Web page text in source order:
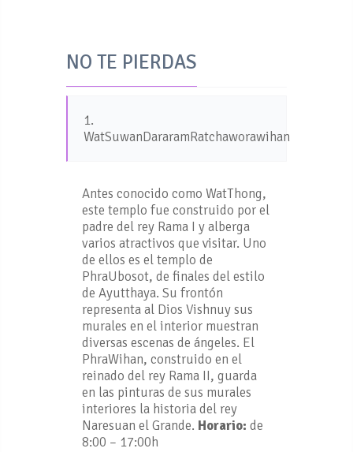
NO TE PIERDAS
1.
WatSuwanDararamRatchaworawihan
Antes conocido como WatThong,
este templo fue construido por el
padre del rey Rama I y alberga
varios atractivos que visitar. Uno
de ellos es el templo de
PhraUbosot, de finales del estilo
de Ayutthaya. Su frontón
representa al Dios Vishnuy sus
murales en el interior muestran
diversas escenas de ángeles. El
PhraWihan, construido en el
reinado del rey Rama II, guarda
en las pinturas de sus murales
interiores la historia del rey
Naresuan el Grande. Horario: de
8:00 – 17:00h